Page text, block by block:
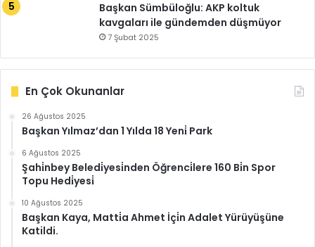
Başkan Sümbüloğlu: AKP koltuk
kavgaları ile gündemden düşmüyor
7 Şubat 2025
En Çok Okunanlar
26 Ağustos 2025
Başkan Yılmaz’dan 1 Yılda 18 Yeni̇ Park
6 Ağustos 2025
Şahi̇nbey Beledi̇yesi̇nden Öğrenci̇lere 160 Bi̇n Spor
Topu Hedi̇yesi̇
10 Ağustos 2025
Başkan Kaya, Matti̇a Ahmet İçi̇n Adalet Yürüyüşüne
Katildi.